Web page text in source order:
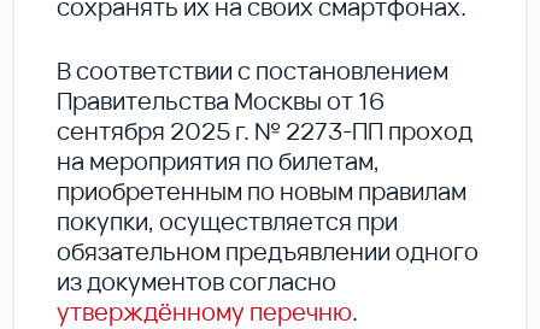
сохранять их на своих смартфонах.
В соответствии с постановлением
Правительства Москвы от 16
сентября 2025 г. № 2273-ПП проход
на мероприятия по билетам,
приобретенным по новым правилам
покупки, осуществляется при
обязательном предъявлении одного
из документов согласно
утверждённому перечню.